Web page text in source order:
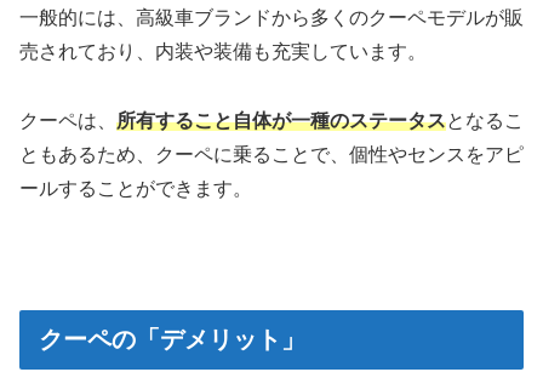
一般的には、高級車ブランドから多くのクーペモデルが販
売されており、内装や装備も充実しています。
クーペは、 所有すること自体が一種のステータスとなるこ
ともあるため、クーペに乗ることで、個性やセンスをアピ
ールすることができます。
クーペの「デメリット」